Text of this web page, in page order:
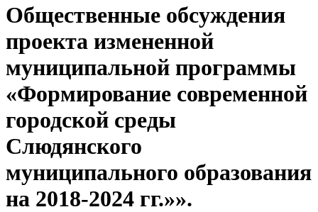
Общественные обсуждения
проекта измененной
муниципальной программы
«Формирование современной
городской среды
Слюдянского
муниципального образования
на 2018-2024 гг.»».